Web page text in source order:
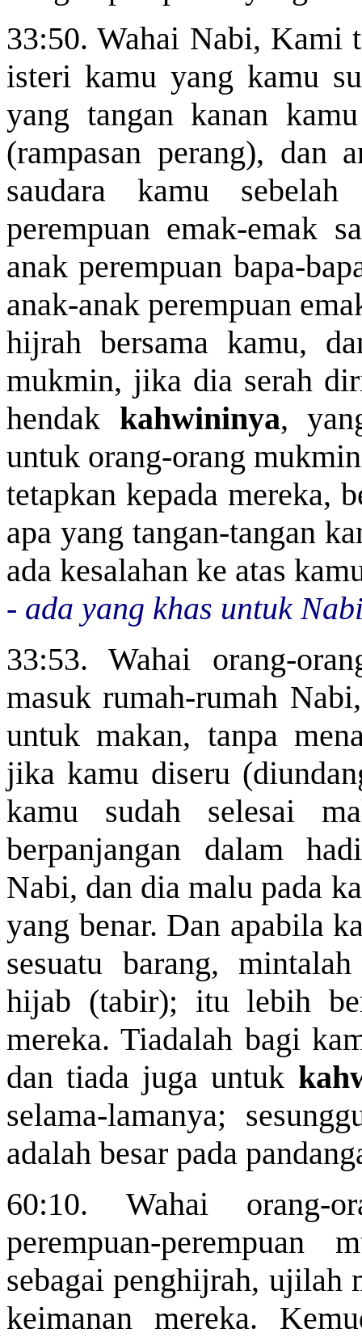
33:50. Wahai Nabi, Kami
isteri kamu yang kamu
yang tangan kanan
(rampasan perang), dan
saudara kamu
perempuan emak-emak
anak perempuan bapa-
anak-anak perempuan
hijrah bersama kamu,
mukmin, jika dia serah
hendak kahwininya,
untuk orang-orang
tetapkan kepada mereka,
apa yang tangan-tangan
ada kesalahan ke atas
- ada yang khas untuk
33:53. Wahai orang-
masuk rumah-rumah
untuk makan, tanpa
jika kamu diseru
kamu sudah selesai
berpanjangan dalam
Nabi, dan dia malu pada
yang benar. Dan apabila
sesuatu barang,
hijab (tabir); itu lebih
mereka. Tiadalah bagi
dan tiada juga untuk
selama-lamanya;
adalah besar pada
60:10. Wahai orang-
perempuan-perempuan
sebagai penghijrah, ujilah
keimanan mereka.